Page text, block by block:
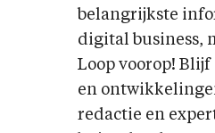
belangrijkste
digital business,
Loop voorop!
en
redactie en